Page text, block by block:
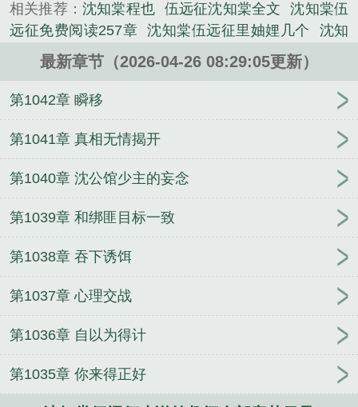
的历史类小说。
相关推荐： 沈知棠程也 伍远征沈知棠全文
沈知棠伍
远征免费阅读257章 沈知棠伍远征里妯娌几个
沈知
棠伍远征 沈知远的遗书 沈知棠伍远征阅读全文
知棠伍远征叫什么名字
沈知棠伍远征免费阅读
征沈知棠阅读
沈知棠伍远征最新章节
剧 沈知棠 程也
最新章节（2026-04-26 08:29:05更新）
第1042章 瞬移
第1041章 真相无情揭开
第1040章 沈公馆少主的妄念
第1039章 和绑匪目标一致
第1038章 吞下诱饵
第1037章 心理交战
第1036章 自以为得计
第1035章 你来得正好